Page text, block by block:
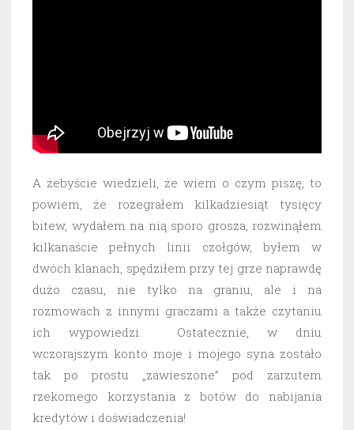
A żebyście wiedzieli, że wiem o czym piszę, to
powiem, że rozegrałem kilkadziesiąt tysięcy
bitew, wydałem na nią sporo grosza, rozwinąłem
kilkanaście pełnych linii czołgów, byłem w
dwóch klanach, spędziłem przy tej grze naprawdę
dużo czasu, nie tylko na graniu, ale i na
rozmowach z innymi graczami a także czytaniu
ich wypowiedzi. Ostatecznie, w dniu
wczorajszym konto moje i mojego syna zostało
tak po prostu „zawieszone” pod zarzutem
rzekomego korzystania z botów do nabijania
kredytów i doświadczenia!